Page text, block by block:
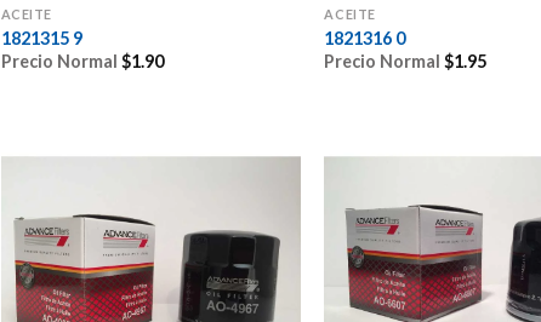
ACEITE
1821315 9
Precio Normal $1.90
ACEITE
1821316 0
Precio Normal$1.95